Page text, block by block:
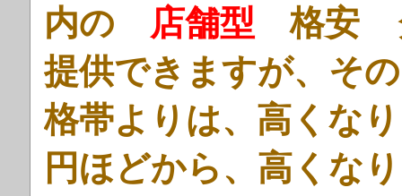
内の 店舗型 格安
提供できますが、そ
格帯よりは、高くな
円ほどから、高くな